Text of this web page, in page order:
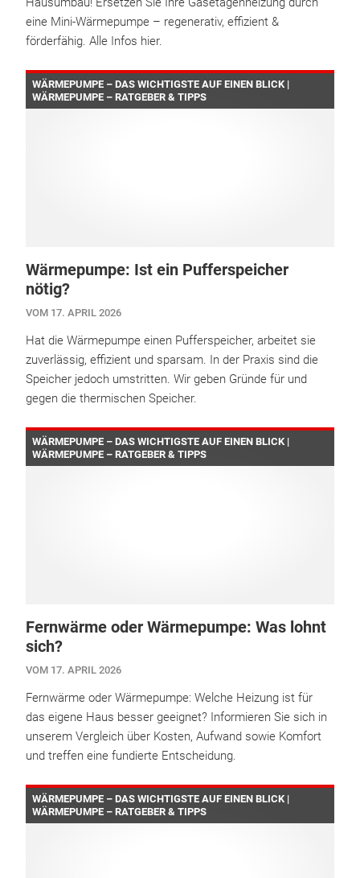
eine Mini-Wärmepumpe – regenerativ, effizient &
förderfähig. Alle Infos hier.
WÄRMEPUMPE – DAS WICHTIGSTE AUF EINEN BLICK |
WÄRMEPUMPE – RATGEBER & TIPPS
Wärmepumpe: Ist ein Pufferspeicher
nötig?
VOM 17. APRIL 2026
Hat die Wärmepumpe einen Pufferspeicher, arbeitet sie
zuverlässig, effizient und sparsam. In der Praxis sind die
Speicher jedoch umstritten. Wir geben Gründe für und
gegen die thermischen Speicher.
WÄRMEPUMPE – DAS WICHTIGSTE AUF EINEN BLICK |
WÄRMEPUMPE – RATGEBER & TIPPS
Fernwärme oder Wärmepumpe: Was lohnt
sich?
VOM 17. APRIL 2026
Fernwärme oder Wärmepumpe: Welche Heizung ist für
das eigene Haus besser geeignet? Informieren Sie sich in
unserem Vergleich über Kosten, Aufwand sowie Komfort
und treffen eine fundierte Entscheidung.
WÄRMEPUMPE – DAS WICHTIGSTE AUF EINEN BLICK |
WÄRMEPUMPE – RATGEBER & TIPPS